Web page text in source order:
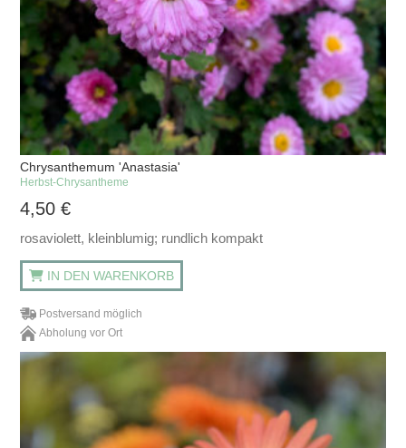
Chrysanthemum 'Anastasia'
Herbst-Chrysantheme
4,50€
rosaviolett, kleinblumig; rundlich kompakt
IN DEN WARENKORB
Postversand möglich
Abholung vor Ort